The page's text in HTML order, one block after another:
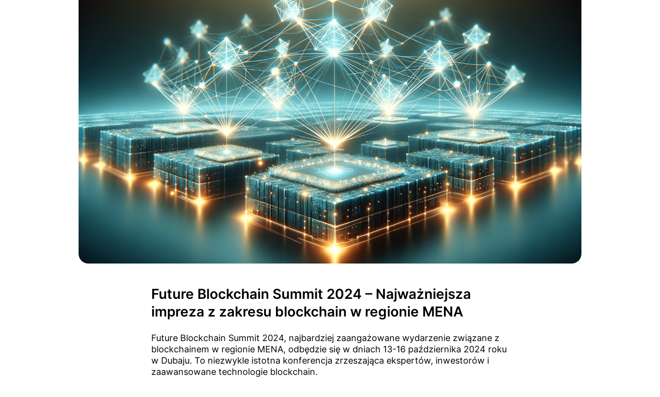
Future Blockchain Summit 2024 – Najważniejsza
impreza z zakresu blockchain w regionie MENA
Future Blockchain Summit 2024, najbardziej zaangażowane wydarzenie związane z
blockchainem w regionie MENA, odbędzie się w dniach 13-16 października 2024 roku
w Dubaju. To niezwykle istotna konferencja zrzeszająca ekspertów, inwestorów i
zaawansowane technologie blockchain.